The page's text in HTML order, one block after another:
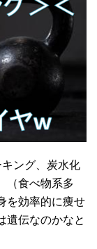
ング、炭水化
（食べ物系多
を効率的に痩せ
遺伝なのかなと